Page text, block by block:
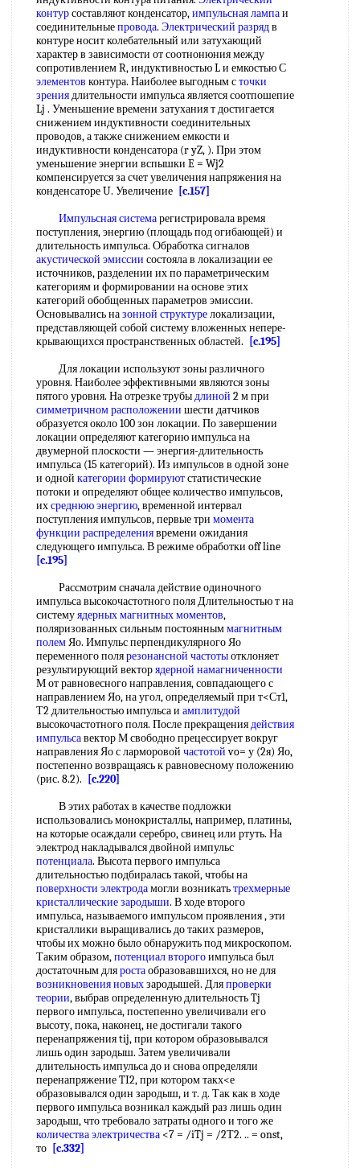
контурсоставляют конденсатор,импульсная лампаи
соединительныепровода. Электрический разрядв
контуре носит колебательный или затухающий
характер в зависимости от соотнонюния между
сопротивлением R, индуктивностью L и емкостью С
элементов контура. Наиболее выгодным сточки
зрениядлительности импульса является соотпошепие
Lj . Уменьшение времени затухания т достигается
снижением индуктивности соединительных
проводов, а также снижением емкости и
индуктивности конденсатора (r yZ, ). При этом
уменьшение энергии вспышки E = Wj2
компенсируется за счет увеличения напряжения на
конденсаторе U. Увеличение [c.157]
Импульсная системарегистрировала время
поступления, энергию (площадь под огибающей) и
длительность импульса. Обработка сигналов
акустической эмиссии состояла в локализации ее
источников, разделении их по параметрическим
категориям и формировании на основе этих
категорий обобщенных параметров эмиссии.
Основывались назонной структурелокализации,
представляющей собой систему вложенных непере-
крывающихся пространственных областей.
[c.195]
Для локации используют зоны различного
уровня. Наиболее эффективными являются зоны
пятого уровня. На отрезке трубыдлиной 2 м при
симметричном расположении шести датчиков
образуется около 100 зон локации. По завершении
локации определяют категорию импульса на
двумерной плоскости — энергия-длительность
импульса (15 категорий). Из импульсов в одной зоне
и одной категории формируютстатистические
потоки и определяют общее количество импульсов,
ихсреднюю энергию, временной интервал
поступления импульсов, первые три момента
функции распределениявремени ожидания
следующего импульса. В режиме обработки off line
[c.195]
Рассмотрим сначала действие одиночного
импульса высокочастотного поля Длительностью т на
системуядерных магнитных моментов,
поляризованных сильным постоянныммагнитным
полемЯо. Импульс перпендикулярного Яо
переменного полярезонансной частотыотклоняет
результирующий векторядерной намагниченности
М от равновесного направления, совпадающего с
направлением Яо, на угол, определяемый при т<Ст1,
Т2 длительностью импульса и амплитудой
высокочастотного поля. После прекращениядействия
импульсавектор М свободно прецессирует вокруг
направления Яо с ларморовой частотойvo= у (2я) Яо,
постепенно возвращаясь к равновесному положению
(рис. 8.2).
[c.220]
В этих работах в качестве подложки
использовались монокристаллы, например, платины,
на которые осаждали серебро, свинец или ртуть. На
электрод накладывался двойной импульс
потенциала. Высота первого импульса
длительностью подбиралась такой, чтобы на
поверхности электродамогли возникатьтрехмерные
кристаллические зародыши. В ходе второго
импульса, называемого импульсом проявления , эти
кристаллики выращивались до таких размеров,
чтобы их можно было обнаружить под микроскопом.
Таким образом,потенциал второгоимпульса был
достаточным дляростаобразовавшихся, но не для
возникновения новыхзародышей. Дляпроверки
теории, выбрав определенную длительность Tj
первого импульса, постепенно увеличивали его
высоту, пока, наконец, не достигали такого
перенапряжения tij, при котором образовывался
лишь один зародыш. Затем увеличивали
длительность импульса до и снова определяли
перенапряжение TI2, при котором такх<е
образовывался один зародыш, и т. д. Так как в ходе
первого импульса возникал каждый раз лишь один
зародыш, что требовало затраты одного и того же
количества электричества <7 = /iTj = /2Т2. .. = onst,
то [c.332]